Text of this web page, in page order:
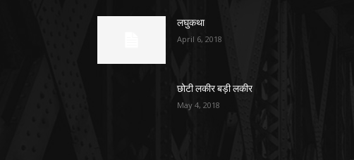
लघुकथा
April 6, 2018
छोटी लकीर बड़ी लकीर
May 4, 2018